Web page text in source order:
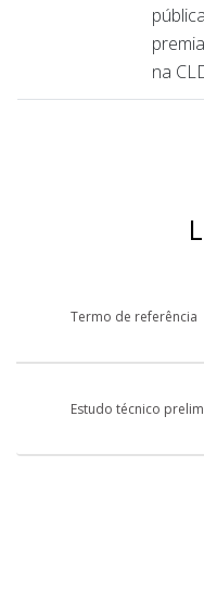
na
Termo de referência
Estudo técnico